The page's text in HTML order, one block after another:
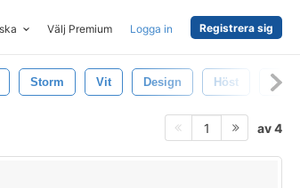
Välj Premium Logga in Registrera sig
Storm Vit Design Höst Fläck
1 av 4